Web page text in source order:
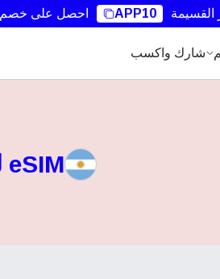
القسيمة APP10 احصل على خصم10% على طلبك الأول من التطبيق.
شارك واكسب
eSIM للأرجنتين